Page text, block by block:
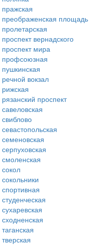
пражская
преображенская площадь
пролетарская
проспект вернадского
проспект мира
профсоюзная
пушкинская
речной вокзал
рижская
рязанский проспект
савеловская
свиблово
севастопольская
семеновская
серпуховская
смоленская
сокол
сокольники
спортивная
студенческая
сухаревская
сходненская
таганская
тверская